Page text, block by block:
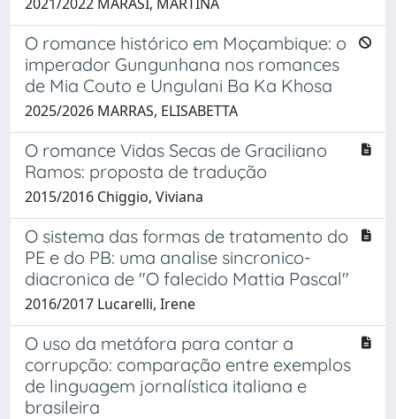
O romance histórico em Moçambique: o
imperador Gungunhana nos romances
de Mia Couto e Ungulani Ba Ka Khosa
2025/2026 MARRAS, ELISABETTA
O romance Vidas Secas de Graciliano
Ramos: proposta de tradução
2015/2016 Chiggio, Viviana
O sistema das formas de tratamento do
PE e do PB: uma analise sincronico-
diacronica de "O falecido Mattia Pascal"
2016/2017 Lucarelli, Irene
O uso da metáfora para contar a
corrupção: comparação entre exemplos
de linguagem jornalística italiana e
brasileira